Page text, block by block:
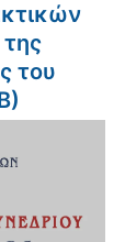
του